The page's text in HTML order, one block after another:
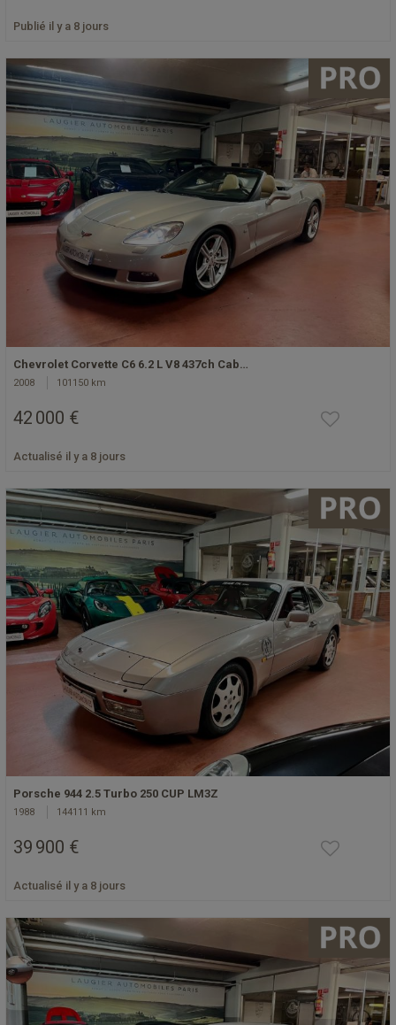
Publié il y a 8 jours
Chevrolet Corvette C6 6.2 L V8 437ch Cab…
2008 101150 km
42 000 €
Actualisé il y a 8 jours
Porsche 944 2.5 Turbo 250 CUP LM3Z
1988 144111 km
39 900 €
Actualisé il y a 8 jours